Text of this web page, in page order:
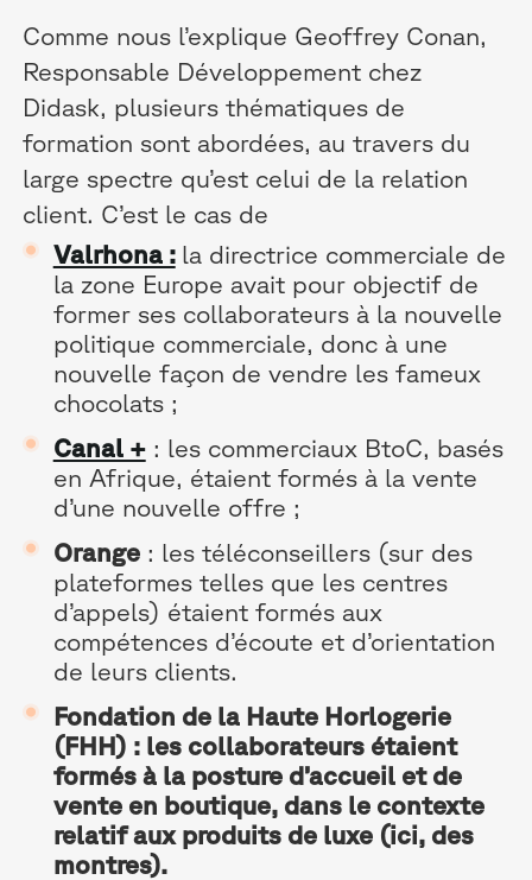
Comme nous l’explique Geoffrey Conan,
Responsable Développement chez
Didask, plusieurs thématiques de
formation sont abordées, au travers du
large spectre qu’est celui de la relation
client. C’est le cas de
Valrhona : la directrice commerciale de
la zone Europe avait pour objectif de
former ses collaborateurs à la nouvelle
politique commerciale, donc à une
nouvelle façon de vendre les fameux
chocolats ;
Canal +: les commerciaux BtoC, basés
en Afrique, étaient formés à la vente
d’une nouvelle offre ;
Orange: les téléconseillers (sur des
plateformes telles que les centres
d’appels) étaient formés aux
compétences d’écoute et d’orientation
de leurs clients.
Fondation de la Haute Horlogerie
(FHH) : les collaborateurs étaient
formés à la posture d’accueil et de
vente en boutique, dans le contexte
relatif aux produits de luxe (ici, des
montres).